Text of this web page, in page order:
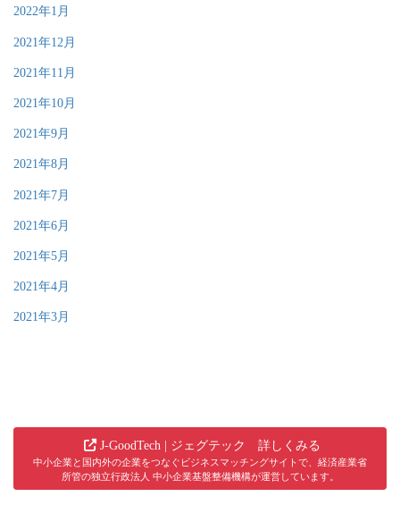
2022年1月
2021年12月
2021年11月
2021年10月
2021年9月
2021年8月
2021年7月
2021年6月
2021年5月
2021年4月
2021年3月
J-GoodTech | ジェグテック 詳しくみる
中小企業と国内外の企業をつなぐビジネスマッチングサイトで、経済産業省
所管の独立行政法人 中小企業基盤整備機構が運営しています。